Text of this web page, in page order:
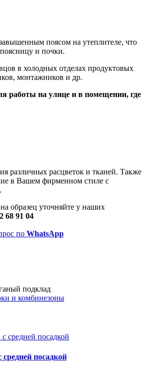
поясом на утеплителе, что
и почки.
в холодных отделах продуктовых
монтажников и др.
работы на улице и в помещении, где
различных расцветок и тканей. Также
в Вашем фирменном стиле с
образец уточняйте у наших
68 91 04
по WhatsApp
подклад
и комбинезоны
посадкой